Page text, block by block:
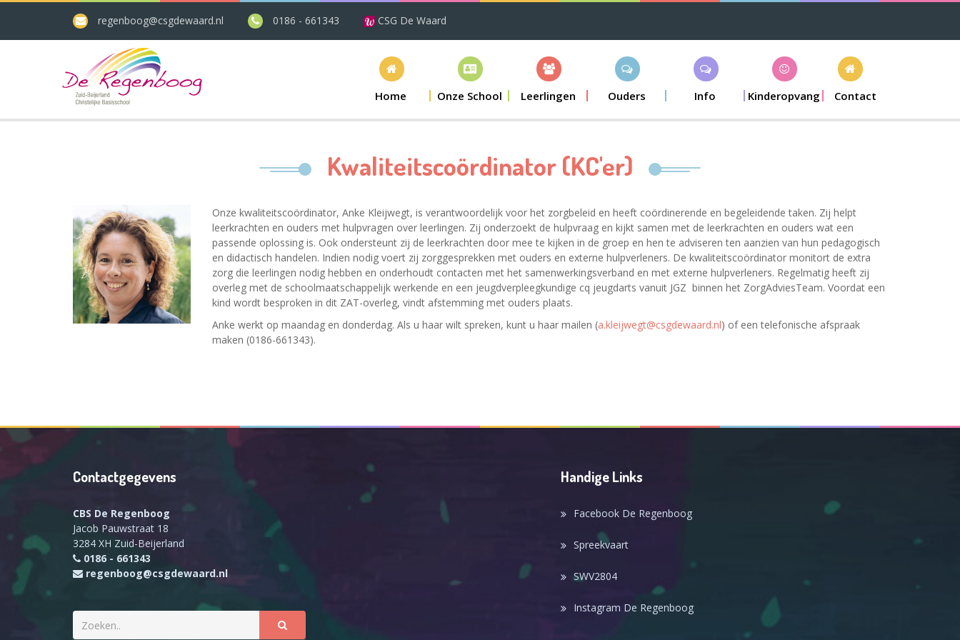
regenboog@csgdewaard.nl 0186 - 661343 CSG De Waard
Home Onze School Leerlingen Ouders Info Kinderopvang Contact
Kwaliteitscoördinator (KC'er)
Onze kwaliteitscoördinator, Anke Kleijwegt, is verantwoordelijk voor het zorgbeleid en heeft coördinerende en begeleidende taken. Zij helpt
leerkrachten en ouders met hulpvragen over leerlingen. Zij onderzoekt de hulpvraag en kijkt samen met de leerkrachten en ouders wat een
passende oplossing is. Ook ondersteunt zij de leerkrachten door mee te kijken in de groep en hen te adviseren ten aanzien van hun pedagogisch
en didactisch handelen. Indien nodig voert zij zorggesprekken met ouders en externe hulpverleners. De kwaliteitscoördinator monitort de extra
zorg die leerlingen nodig hebben en onderhoudt contacten met het samenwerkingsverband en met externe hulpverleners. Regelmatig heeft zij
overleg met de schoolmaatschappelijk werkende en een jeugdverpleegkundige cq jeugdarts vanuit JGZ binnen het ZorgAdviesTeam. Voordat een
kind wordt besproken in dit ZAT-overleg, vindt afstemming met ouders plaats.
Anke werkt op maandag en donderdag. Als u haar wilt spreken, kunt u haar mailen (a.kleijwegt@csgdewaard.nl) of een telefonische afspraak
maken (0186-661343).
Contactgegevens
CBS De Regenboog
Jacob Pauwstraat 18
3284 XH Zuid-Beijerland
0186 - 661343
regenboog@csgdewaard.nl
Handige Links
Facebook De Regenboog
Spreekvaart
SWV2804
Instagram De Regenboog